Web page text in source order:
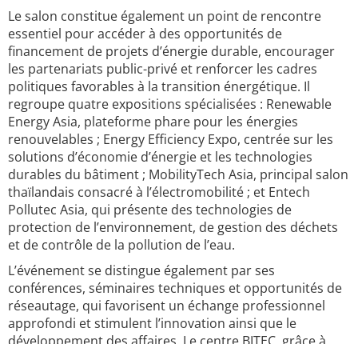
Le salon constitue également un point de rencontre
essentiel pour accéder à des opportunités de
financement de projets d’énergie durable, encourager
les partenariats public-privé et renforcer les cadres
politiques favorables à la transition énergétique. Il
regroupe quatre expositions spécialisées : Renewable
Energy Asia, plateforme phare pour les énergies
renouvelables ; Energy Efficiency Expo, centrée sur les
solutions d’économie d’énergie et les technologies
durables du bâtiment ; MobilityTech Asia, principal salon
thaïlandais consacré à l’électromobilité ; et Entech
Pollutec Asia, qui présente des technologies de
protection de l’environnement, de gestion des déchets
et de contrôle de la pollution de l’eau.
L’événement se distingue également par ses
conférences, séminaires techniques et opportunités de
réseautage, qui favorisent un échange professionnel
approfondi et stimulent l’innovation ainsi que le